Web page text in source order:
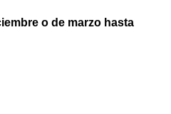
o de marzo hasta